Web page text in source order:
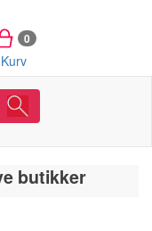
0
Kurv
butikker